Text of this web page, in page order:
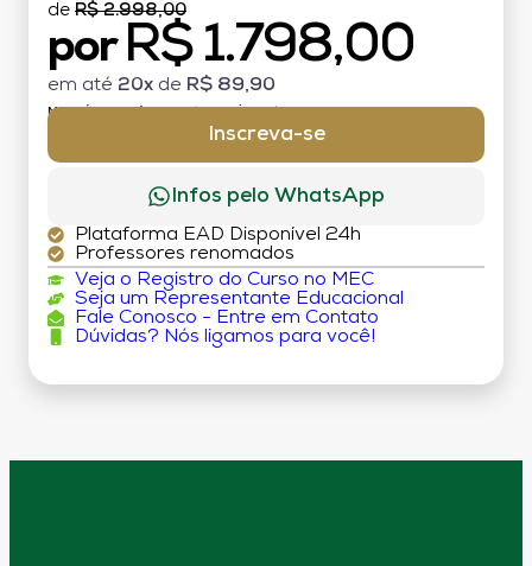
de R$ 2.998,00
por R$ 1.798,00
em até 20x de R$ 89,90
MATRÍCULA:
Inscreva-se
Infos pelo WhatsApp
Plataforma EAD Disponível 24h
Professores renomados
Veja o Registro do Curso no MEC
Seja um Representante Educacional
Fale Conosco - Entre em Contato
Dúvidas? Nós ligamos para você!